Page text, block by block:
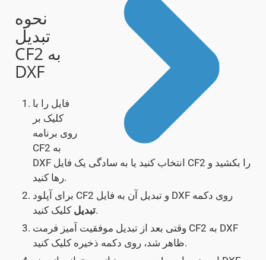
نحوه
تبدیل
CF2 به
DXF
فایل را با
کلیک بر
روی برنامه
CF2 به
DXF انتخاب کنید یا به سادگی یک فایل CF2 را بکشید و
رها کنید.
برای آپلود CF2 و تبدیل آن به فایل DXF روی دکمه
تبدیلکلیک کنید.
وقتی بعد از تبدیل موفقیت آمیز فرمت CF2 به DXF
ظاهر شد، روی دکمه ذخیره کلیک کنید.